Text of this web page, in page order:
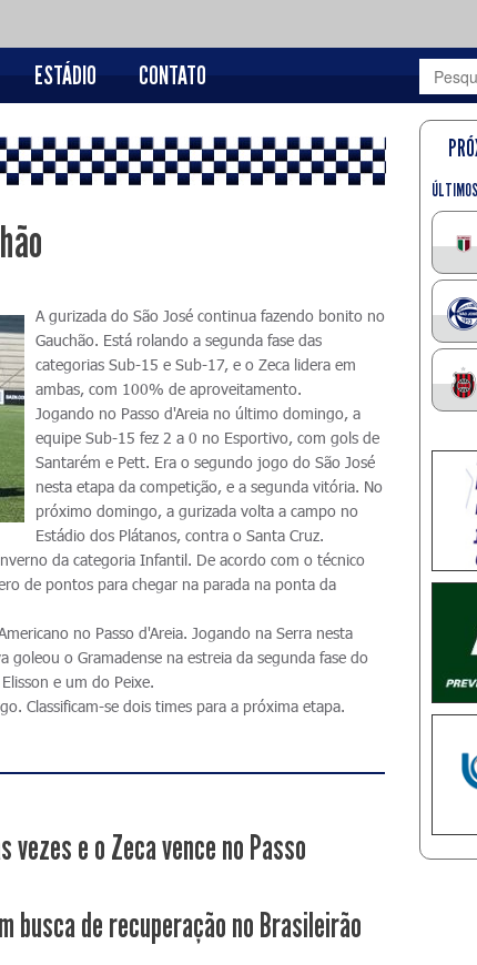
ESTÁDIO CONTATO
A gurizada do São José continua fazendo bonito no
Gauchão. Está rolando a segunda fase das
categorias Sub-15 e Sub-17, e o Zeca lidera em
ambas, com 100% de aproveitamento.
Jogando no Passo d'Areia no último domingo, a
equipe Sub-15 fez 2 a 0 no Esportivo, com gols de
Santarém e Pett. Era o segundo jogo do São José
nesta etapa da competição, e a segunda vitória. No
próximo domingo, a gurizada volta a campo no
Estádio dos Plátanos, contra o Santa Cruz.
da categoria Infantil. De acordo com o técnico
de pontos para chegar na parada na ponta da
no Passo d'Areia. Jogando na Serra nesta
o Gramadense na estreia da segunda fase do
e um do Peixe.
Classificam-se dois times para a próxima etapa.
vezes e o Zeca vence no Passo
busca de recuperação no Brasileirão